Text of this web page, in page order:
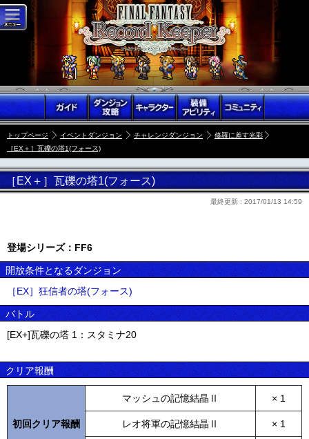
トップページ イベントダンジョン チャレンジダンジョン
修羅に差す光彩
［EX＋］瓦礫の塔1(フォース)
［EX＋］瓦礫の塔1(フォース)
最終更新 : 2017/01/13 14:59
登場シリーズ：FF6
開放条件となるダンジョン
［EX］狂信者の塔(フォース)
バトル
[EX+]瓦礫の塔 1：スタミナ20
クリア報酬
初回クリア報酬
マッシュの記憶結晶Ⅱ × 1
レオ将軍の記憶結晶Ⅱ × 1